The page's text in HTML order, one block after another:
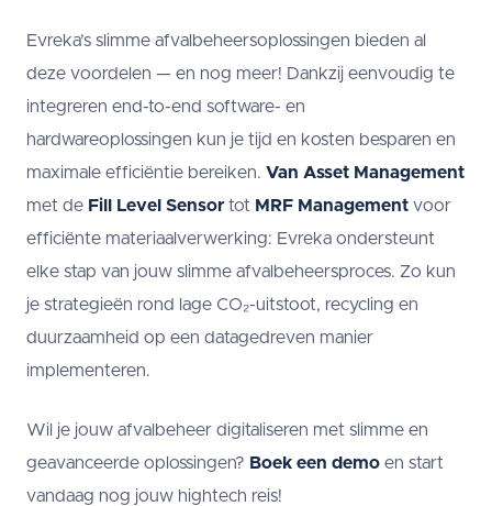
Evreka’s slimme afvalbeheersoplossingen bieden al
deze voordelen — en nog meer! Dankzij eenvoudig te
integreren end-to-end software- en
hardwareoplossingen kun je tijd en kosten besparen en
maximale efficiëntie bereiken. Van Asset Management
met de Fill Level Sensor tot MRF Management voor
efficiënte materiaalverwerking: Evreka ondersteunt
elke stap van jouw slimme afvalbeheersproces. Zo kun
je strategieën rond lage CO₂-uitstoot, recycling en
duurzaamheid op een datagedreven manier
implementeren.
Wil je jouw afvalbeheer digitaliseren met slimme en
geavanceerde oplossingen? Boek een demo en start
vandaag nog jouw hightech reis!